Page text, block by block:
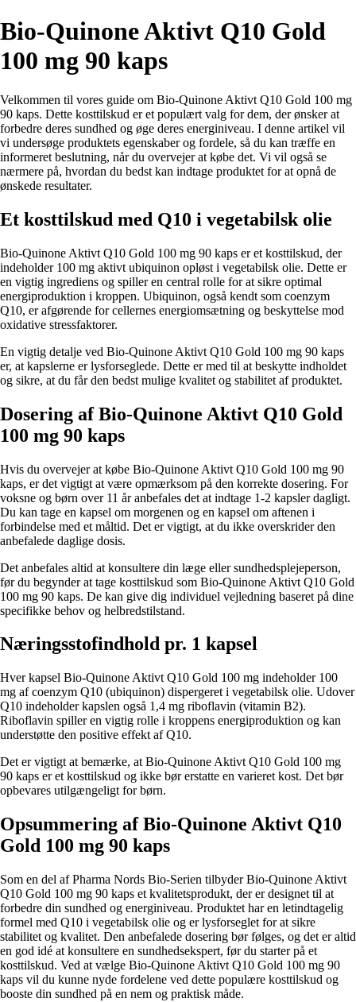
Bio-Quinone Aktivt Q10 Gold
100 mg 90 kaps
Velkommen til vores guide om Bio-Quinone Aktivt Q10 Gold 100 mg
90 kaps. Dette kosttilskud er et populært valg for dem, der ønsker at
forbedre deres sundhed og øge deres energiniveau. I denne artikel vil
vi undersøge produktets egenskaber og fordele, så du kan træffe en
informeret beslutning, når du overvejer at købe det. Vi vil også se
nærmere på, hvordan du bedst kan indtage produktet for at opnå de
ønskede resultater.
Et kosttilskud med Q10 i vegetabilsk olie
Bio-Quinone Aktivt Q10 Gold 100 mg 90 kaps er et kosttilskud, der
indeholder 100 mg aktivt ubiquinon opløst i vegetabilsk olie. Dette er
en vigtig ingrediens og spiller en central rolle for at sikre optimal
energiproduktion i kroppen. Ubiquinon, også kendt som coenzym
Q10, er afgørende for cellernes energiomsætning og beskyttelse mod
oxidative stressfaktorer.
En vigtig detalje ved Bio-Quinone Aktivt Q10 Gold 100 mg 90 kaps
er, at kapslerne er lysforseglede. Dette er med til at beskytte indholdet
og sikre, at du får den bedst mulige kvalitet og stabilitet af produktet.
Dosering af Bio-Quinone Aktivt Q10 Gold
100 mg 90 kaps
Hvis du overvejer at købe Bio-Quinone Aktivt Q10 Gold 100 mg 90
kaps, er det vigtigt at være opmærksom på den korrekte dosering. For
voksne og børn over 11 år anbefales det at indtage 1-2 kapsler dagligt.
Du kan tage en kapsel om morgenen og en kapsel om aftenen i
forbindelse med et måltid. Det er vigtigt, at du ikke overskrider den
anbefalede daglige dosis.
Det anbefales altid at konsultere din læge eller sundhedsplejeperson,
før du begynder at tage kosttilskud som Bio-Quinone Aktivt Q10 Gold
100 mg 90 kaps. De kan give dig individuel vejledning baseret på dine
specifikke behov og helbredstilstand.
Næringsstofindhold pr. 1 kapsel
Hver kapsel Bio-Quinone Aktivt Q10 Gold 100 mg indeholder 100
mg af coenzym Q10 (ubiquinon) dispergeret i vegetabilsk olie. Udover
Q10 indeholder kapslen også 1,4 mg riboflavin (vitamin B2).
Riboflavin spiller en vigtig rolle i kroppens energiproduktion og kan
understøtte den positive effekt af Q10.
Det er vigtigt at bemærke, at Bio-Quinone Aktivt Q10 Gold 100 mg
90 kaps er et kosttilskud og ikke bør erstatte en varieret kost. Det bør
opbevares utilgængeligt for børn.
Opsummering af Bio-Quinone Aktivt Q10
Gold 100 mg 90 kaps
Som en del af Pharma Nords Bio-Serien tilbyder Bio-Quinone Aktivt
Q10 Gold 100 mg 90 kaps et kvalitetsprodukt, der er designet til at
forbedre din sundhed og energiniveau. Produktet har en letindtagelig
formel med Q10 i vegetabilsk olie og er lysforseglet for at sikre
stabilitet og kvalitet. Den anbefalede dosering bør følges, og det er altid
en god idé at konsultere en sundhedsekspert, før du starter på et
kosttilskud. Ved at vælge Bio-Quinone Aktivt Q10 Gold 100 mg 90
kaps vil du kunne nyde fordelene ved dette populære kosttilskud og
booste din sundhed på en nem og praktisk måde.